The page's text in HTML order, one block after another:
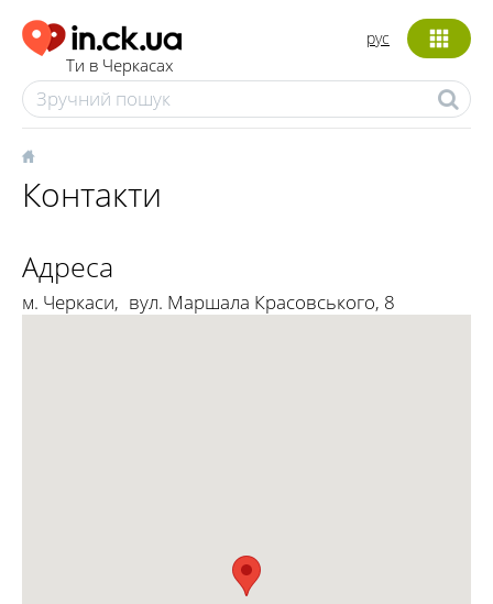
Ти в Черкасах
рус
Контакти
Адреса
м. Черкаси, вул. Маршала Красовського, 8